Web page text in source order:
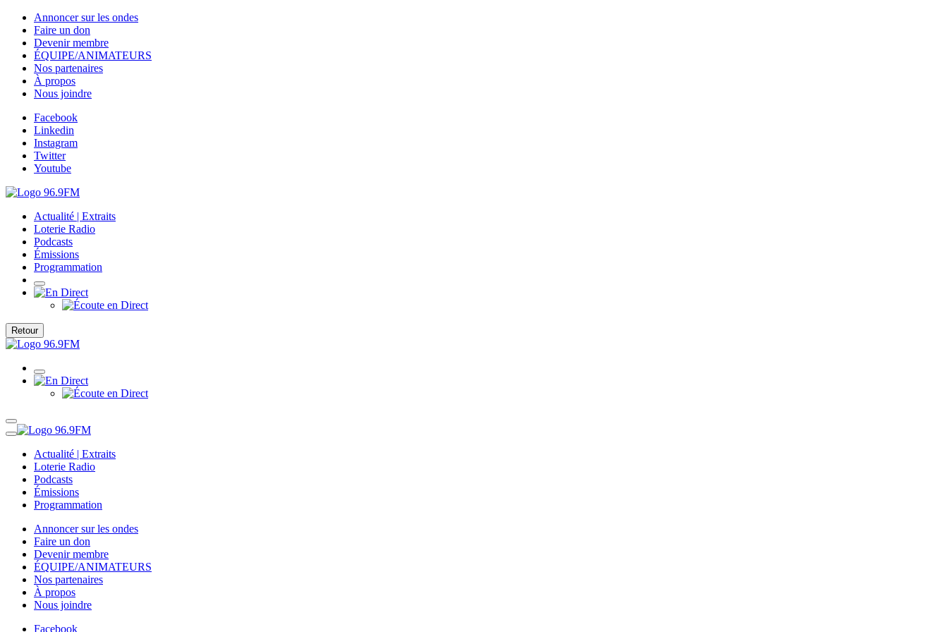
Annoncer sur les ondes
Faire un don
Devenir membre
ÉQUIPE/ANIMATEURS
Nos partenaires
À propos
Nous joindre
Facebook
Linkedin
Instagram
Twitter
Youtube
Actualité | Extraits
Loterie Radio
Podcasts
Émissions
Programmation
Retour
Actualité | Extraits
Loterie Radio
Podcasts
Émissions
Programmation
Annoncer sur les ondes
Faire un don
Devenir membre
ÉQUIPE/ANIMATEURS
Nos partenaires
À propos
Nous joindre
Facebook